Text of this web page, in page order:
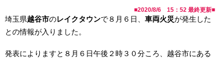
■2020/8/6 15：52 最終更新■
埼玉県越谷市のレイクタウンで８月６日、 車両火災が発生した
との情報が入りました。
発表によりますと８月６日午後２時３０分ころ、越谷市にある